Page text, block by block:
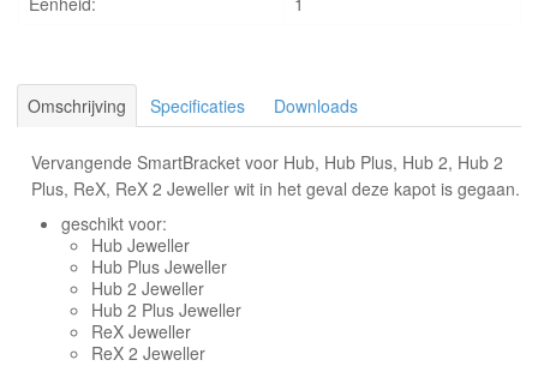
Omschrijving Specificaties Downloads
Vervangende SmartBracket voor Hub, Hub Plus, Hub 2, Hub 2
Plus, ReX, ReX 2 Jeweller wit in het geval deze kapot is gegaan.
geschikt voor:
Hub Jeweller
Hub Plus Jeweller
Hub 2 Jeweller
Hub 2 Plus Jeweller
ReX Jeweller
ReX 2 Jeweller